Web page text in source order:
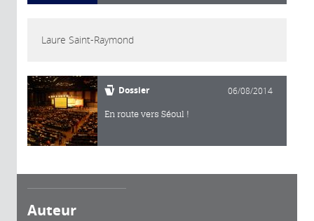
Laure Saint-Raymond
Dossier 06/08/2014
En route vers Séoul !
Auteur